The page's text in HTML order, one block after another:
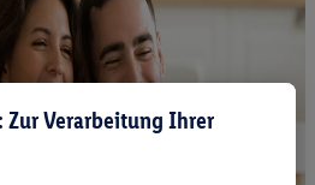
Zur Verarbeitung Ihrer